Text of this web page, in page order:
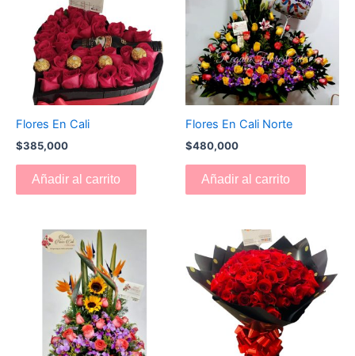
Flores En Cali
$385,000
Añadir al carrito
Flores En Cali Norte
$480,000
Añadir al carrito